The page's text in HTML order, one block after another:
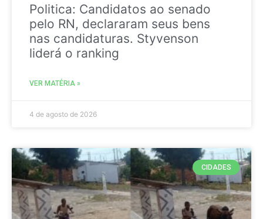
Politica: Candidatos ao senado
pelo RN, declararam seus bens
nas candidaturas. Styvenson
liderá o ranking
VER MATÉRIA »
4 de agosto de 2026
CIDADES